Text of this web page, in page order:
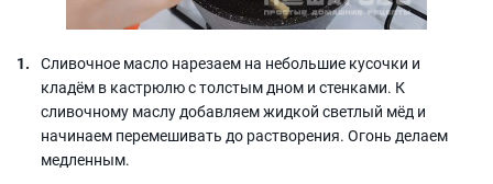
Сливочное масло нарезаем на небольшие кусочки и
кладём в кастрюлю с толстым дном и стенками. К
сливочному маслу добавляем жидкой светлый мёд и
начинаем перемешивать до растворения. Огонь делаем
медленным.